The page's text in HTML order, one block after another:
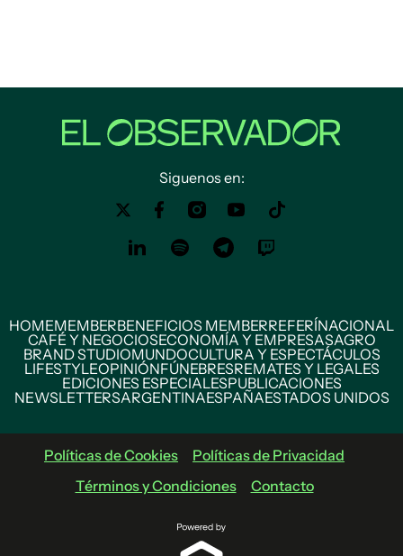
Siguenos en:
HOMEMEMBERBENEFICIOS MEMBERREFERÍNACIONAL
CAFÉ Y NEGOCIOSECONOMÍA Y EMPRESASAGRO
BRAND STUDIOMUNDOCULTURA Y ESPECTÁCULOS
LIFESTYLEOPINIÓNFÚNEBRESREMATES Y LEGALES
EDICIONES ESPECIALESPUBLICACIONES
NEWSLETTERSARGENTINAESPAÑAESTADOS UNIDOS
Políticas de Cookies
Políticas de Privacidad
Términos y Condiciones
Contacto